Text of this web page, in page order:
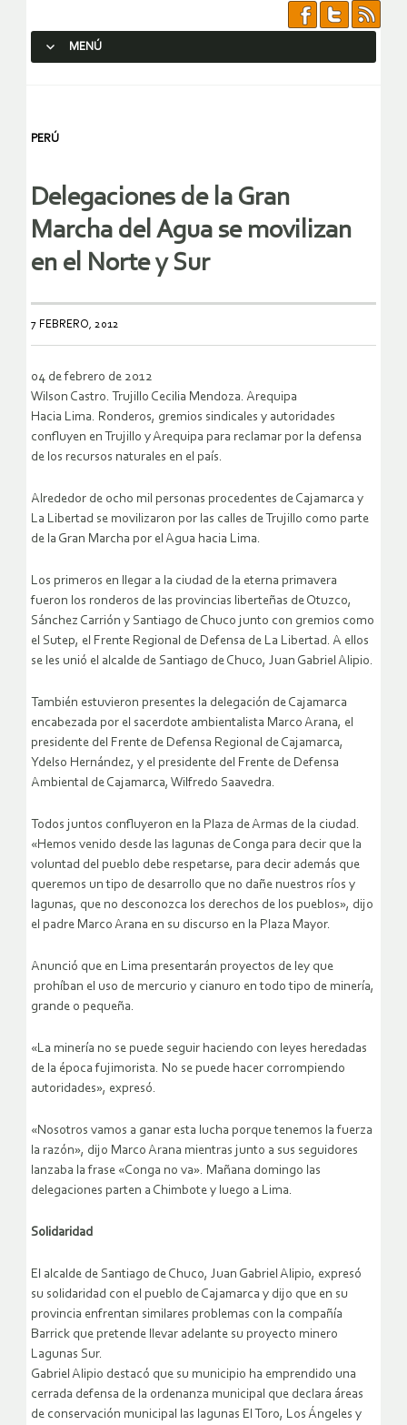
MENÚ
PERÚ
Delegaciones de la Gran
Marcha del Agua se movilizan
en el Norte y Sur
7 FEBRERO, 2012
04 de febrero de 2012
Wilson Castro. Trujillo Cecilia Mendoza. Arequipa
Hacia Lima. Ronderos, gremios sindicales y autoridades
confluyen en Trujillo y Arequipa para reclamar por la defensa
de los recursos naturales en el país.
Alrededor de ocho mil personas procedentes de Cajamarca y
La Libertad se movilizaron por las calles de Trujillo como parte
de la Gran Marcha por el Agua hacia Lima.
Los primeros en llegar a la ciudad de la eterna primavera
fueron los ronderos de las provincias liberteñas de Otuzco,
Sánchez Carrión y Santiago de Chuco junto con gremios como
el Sutep, el Frente Regional de Defensa de La Libertad. A ellos
se les unió el alcalde de Santiago de Chuco, Juan Gabriel Alipio.
También estuvieron presentes la delegación de Cajamarca
encabezada por el sacerdote ambientalista Marco Arana, el
presidente del Frente de Defensa Regional de Cajamarca,
Ydelso Hernández, y el presidente del Frente de Defensa
Ambiental de Cajamarca, Wilfredo Saavedra.
Todos juntos confluyeron en la Plaza de Armas de la ciudad.
«Hemos venido desde las lagunas de Conga para decir que la
voluntad del pueblo debe respetarse, para decir además que
queremos un tipo de desarrollo que no dañe nuestros ríos y
lagunas, que no desconozca los derechos de los pueblos», dijo
el padre Marco Arana en su discurso en la Plaza Mayor.
Anunció que en Lima presentarán proyectos de ley que
prohíban el uso de mercurio y cianuro en todo tipo de minería,
grande o pequeña.
«La minería no se puede seguir haciendo con leyes heredadas
de la época fujimorista. No se puede hacer corrompiendo
autoridades», expresó.
«Nosotros vamos a ganar esta lucha porque tenemos la fuerza
la razón», dijo Marco Arana mientras junto a sus seguidores
lanzaba la frase «Conga no va». Mañana domingo las
delegaciones parten a Chimbote y luego a Lima.
Solidaridad
El alcalde de Santiago de Chuco, Juan Gabriel Alipio, expresó
su solidaridad con el pueblo de Cajamarca y dijo que en su
provincia enfrentan similares problemas con la compañía
Barrick que pretende llevar adelante su proyecto minero
Lagunas Sur.
Gabriel Alipio destacó que su municipio ha emprendido una
cerrada defensa de la ordenanza municipal que declara áreas
de conservación municipal las lagunas El Toro, Los Ángeles y